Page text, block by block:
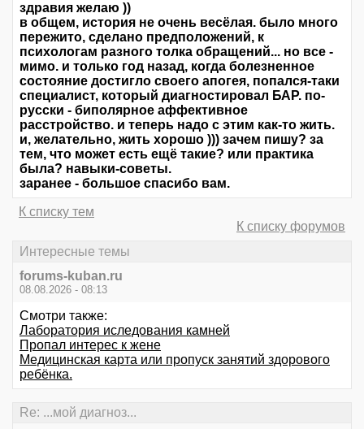
здравия желаю ))
в общем, история не очень весёлая. было много
пережито, сделано предположений, к
психологам разного толка обращений... но все -
мимо. и только год назад, когда болезненное
состояние достигло своего апогея, попался-таки
специалист, который диагностировал БАР. по-
русски - биполярное аффективное
расстройство. и теперь надо с этим как-то жить.
и, желательно, жить хорошо ))) зачем пишу? за
тем, что может есть ещё такие? или практика
была? навыки-советы.
заранее - большое спасибо вам.
К списку тем
К списку форумов
Интересные темы
forums-kuban.ru
08.08.2026 - 08:13
Смотри также:
Лаборатория иследования камней
Пропал интерес к жене
Медицинская карта или пропуск занятий здорового
ребёнка.
Re: ...мой диагноз...